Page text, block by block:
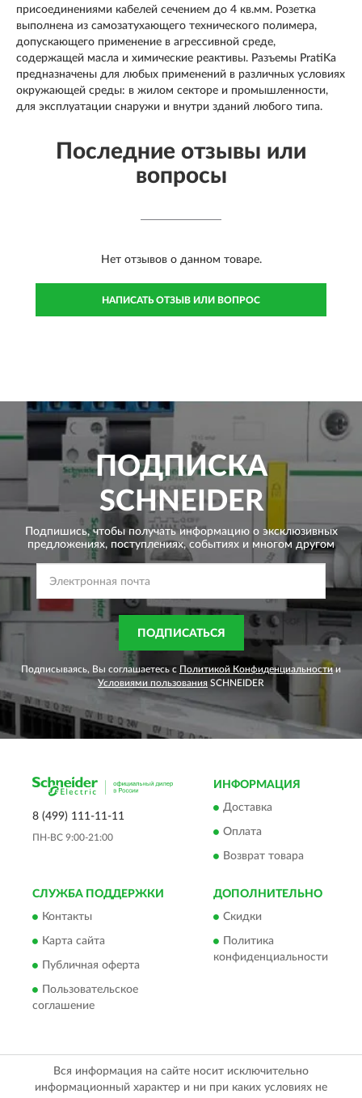
присоединениями кабелей сечением до 4 кв.мм. Розетка
выполнена из самозатухающего технического полимера,
допускающего применение в агрессивной среде,
содержащей масла и химические реактивы. Разъемы PratiKa
предназначены для любых применений в различных условиях
окружающей среды: в жилом секторе и промышленности,
для эксплуатации снаружи и внутри зданий любого типа.
Последние отзывы или
вопросы
Нет отзывов о данном товаре.
НАПИСАТЬ ОТЗЫВ ИЛИ ВОПРОС
ПОДПИСКА
SCHNEIDER
Подпишись, чтобы получать информацию о эксклюзивных
предложениях, поступлениях, событиях и многом другом
ПОДПИСАТЬСЯ
Подписываясь, Вы соглашаетесь с Политикой Конфиденциальности и
Условиями пользованияSCHNEIDER
8 (499) 111-11-11
ПН-ВС 9:00-21:00
ИНФОРМАЦИЯ
Доставка
Оплата
Возврат товара
СЛУЖБА ПОДДЕРЖКИ
Контакты
Карта сайта
Публичная оферта
Пользовательское
соглашение
ДОПОЛНИТЕЛЬНО
Скидки
Политика
конфиденциальности
Вся информация на сайте носит исключительно
информационный характер и ни при каких условиях не